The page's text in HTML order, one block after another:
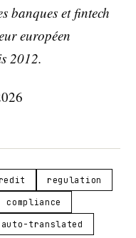
banques et fintech
européen
2012.
regulation
compliance
auto-translated